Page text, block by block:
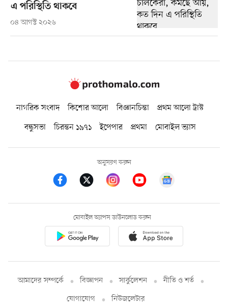
এ পরিস্থিতি থাকবে
০৪ আগস্ট ২০২৬
নাগরিক সংবাদ কিশোর আলো বিজ্ঞানচিন্তা
প্রথম আলো ট্রাস্ট
বন্ধুসভা
চিরন্তন ১৯৭১ ইপেপার প্রথমা মোবাইল ভ্যাস
অনুসরণ করুন
মোবাইল অ্যাপস ডাউনলোড করুন
আমাদের সম্পর্কে বিজ্ঞাপন সার্কুলেশন
নীতি ও শর্ত
যোগাযোগ
নিউজলেটার